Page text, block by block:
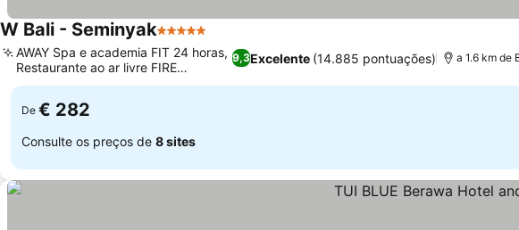
W Bali - Seminyak5 Estrelas
9,3Excelente (14.885 pontuações)
AWAY Spa e academia FIT 24 horas,
Restaurante ao ar livre FIRE
steakhouse
a 1.6 km de
De € 282
Consulte os preços de 8 sites